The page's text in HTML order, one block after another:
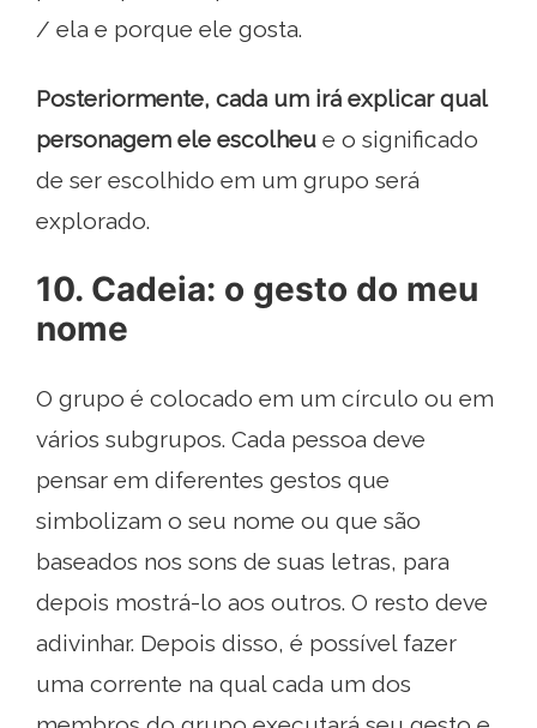
/ ela e porque ele gosta.
Posteriormente, cada um irá explicar qual
personagem ele escolheu e o significado
de ser escolhido em um grupo será
explorado.
10. Cadeia: o gesto do meu
nome
O grupo é colocado em um círculo ou em
vários subgrupos. Cada pessoa deve
pensar em diferentes gestos que
simbolizam o seu nome ou que são
baseados nos sons de suas letras, para
depois mostrá-lo aos outros. O resto deve
adivinhar. Depois disso, é possível fazer
uma corrente na qual cada um dos